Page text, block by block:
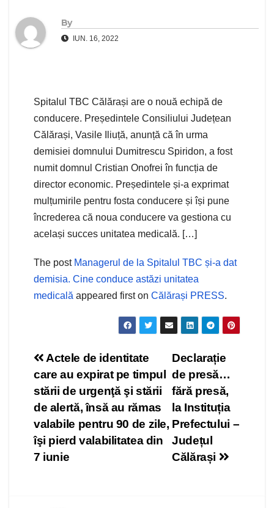
By
IUN. 16, 2022
Spitalul TBC Călărași are o nouă echipă de
conducere. Președintele Consiliului Județean
Călărași, Vasile Iliuță, anunță că în urma
demisiei domnului Dumitrescu Spiridon, a fost
numit domnul Cristian Onofrei în funcția de
director economic. Președintele și-a exprimat
mulțumirile pentru fosta conducere și își pune
încrederea că noua conducere va gestiona cu
același succes unitatea medicală. […]
The post Managerul de la Spitalul TBC și-a dat
demisia. Cine conduce astăzi unitatea
medicală appeared first on Călărași PRESS.
Navigare
în
articole
Declarație
de presă…
fără presă,
la Instituția
Prefectului –
Județul
Călărași
Actele de identitate
care au expirat pe timpul
stării de urgenţă şi stării
de alertă, însă au rămas
valabile pentru 90 de zile,
îşi pierd valabilitatea din
7 iunie